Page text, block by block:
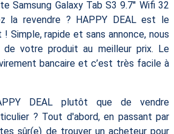
Samsung Galaxy Tab S3 9.7'' Wifi 32
la revendre ? HAPPY DEAL est le
Simple, rapide et sans annonce, nous
de votre produit au meilleur prix. Le
bancaire et c’est très facile à
DEAL plutôt que de vendre
? Tout d'abord, en passant par
sûr(e) de trouver un acheteur pour